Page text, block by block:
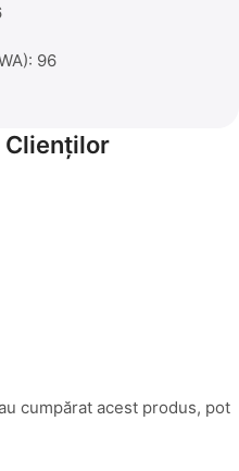
96
Clienților
cumpărat acest produs, pot